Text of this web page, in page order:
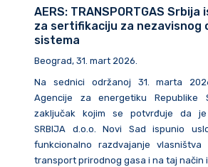
AERS: TRANSPORTGAS
za sertifikaciju za nezavisnog
sistema
Beograd, 31. mart 2026.
Na sednici održanoj 31. marta
Agencije za energetiku Republike
zaključak kojim se potvrđuje da je
SRBIJA d.o.o. Novi Sad ispunio
funkcionalno razdvajanje
transport prirodnog gasa i na taj način